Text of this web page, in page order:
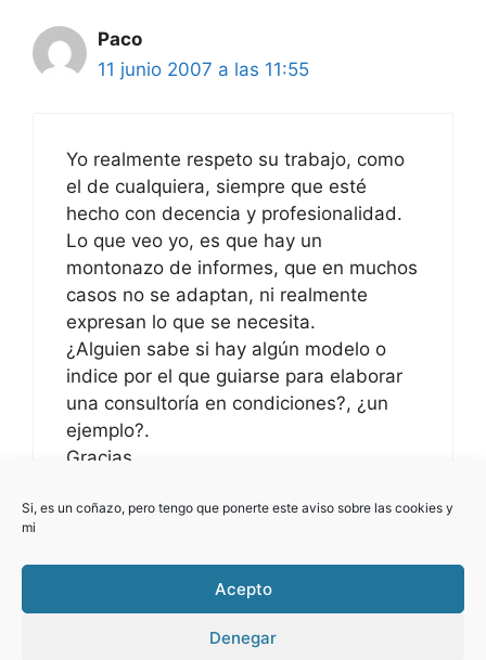
Si, es un coñazo, pero tengo que ponerte este aviso sobre las cookies y
mi
Acepto
Denegar
Paco
11 junio 2007 a las 11:55
Yo realmente respeto su trabajo, como
el de cualquiera, siempre que esté
hecho con decencia y profesionalidad.
Lo que veo yo, es que hay un
montonazo de informes, que en muchos
casos no se adaptan, ni realmente
expresan lo que se necesita.
¿Alguien sabe si hay algún modelo o
indice por el que guiarse para elaborar
una consultoría en condiciones?, ¿un
ejemplo?.
Gracias.
Los comentarios están cerrados.